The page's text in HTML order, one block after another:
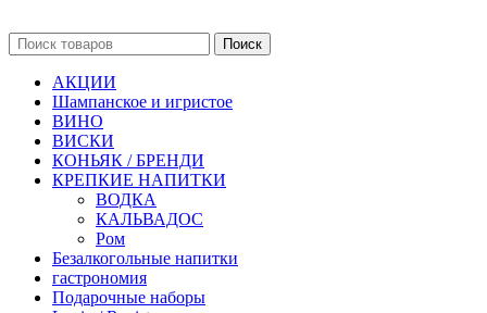
Поиск
АКЦИИ
Шампанское и игристое
ВИНО
ВИСКИ
КОНЬЯК / БРЕНДИ
КРЕПКИЕ НАПИТКИ
ВОДКА
КАЛЬВАДОС
Ром
Безалкогольные напитки
гастрономия
Подарочные наборы